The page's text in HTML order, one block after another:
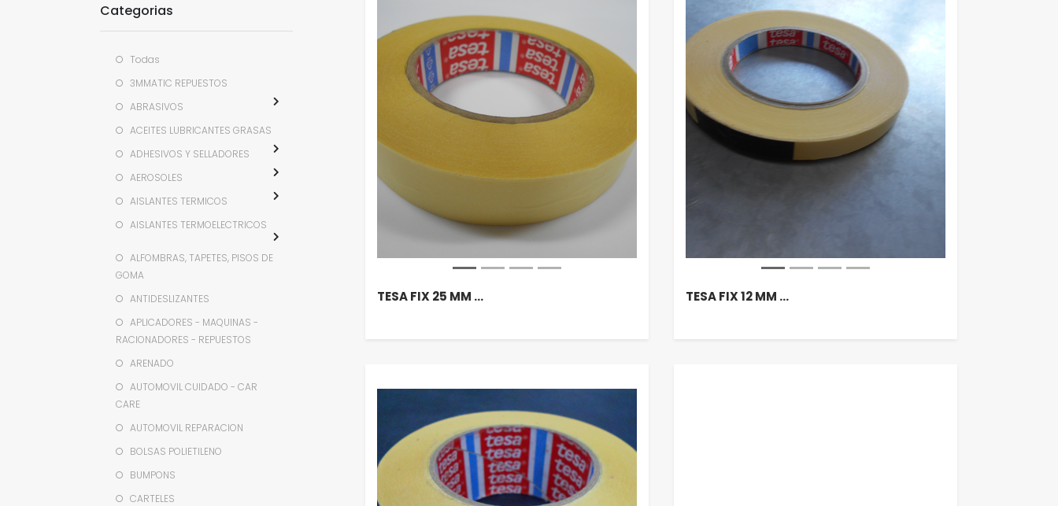
Categorias
Todas
3MMATIC REPUESTOS
ABRASIVOS
ACEITES LUBRICANTES GRASAS
ADHESIVOS Y SELLADORES
AEROSOLES
AISLANTES TERMICOS
AISLANTES TERMOELECTRICOS
ALFOMBRAS, TAPETES, PISOS DE
GOMA
ANTIDESLIZANTES
APLICADORES - MAQUINAS -
RACIONADORES - REPUESTOS
ARENADO
AUTOMOVIL CUIDADO - CAR
CARE
AUTOMOVIL REPARACION
BOLSAS POLIETILENO
BUMPONS
CARTELES
TESA FIX 25 MM … TESA FIX 12 MM …